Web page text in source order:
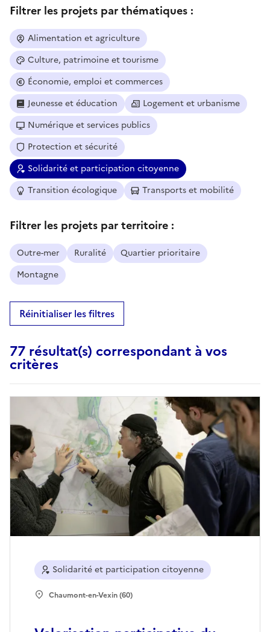
Filtrer les projets par thématiques :
Alimentation et agriculture
Culture, patrimoine et tourisme
Économie, emploi et commerces
Jeunesse et éducation
Logement et urbanisme
Numérique et services publics
Protection et sécurité
Solidarité et participation citoyenne
Transition écologique
Transports et mobilité
Filtrer les projets par territoire :
Outre-mer Ruralité
Quartier prioritaire
Montagne
Réinitialiser les filtres
77 résultat(s) correspondant à vos
critères
Solidarité et participation citoyenne
Chaumont-en-Vexin (60)